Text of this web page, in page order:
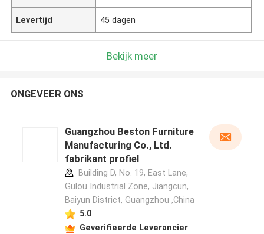
Levertijd 45 dagen
Bekijk meer
ONGEVEER ONS
Guangzhou Beston Furniture
Manufacturing Co., Ltd.
fabrikant profiel
Building D, No. 19, East Lane,
Gulou Industrial Zone, Jiangcun,
Baiyun District, Guangzhou ,China
5.0
Geverifieerde Leverancier